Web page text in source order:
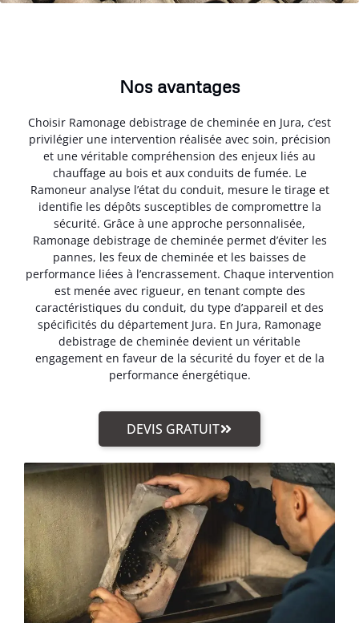
Nos avantages
Choisir Ramonage debistrage de cheminée en Jura, c’est
privilégier une intervention réalisée avec soin, précision
et une véritable compréhension des enjeux liés au
chauffage au bois et aux conduits de fumée. Le
Ramoneur analyse l’état du conduit, mesure le tirage et
identifie les dépôts susceptibles de compromettre la
sécurité. Grâce à une approche personnalisée,
Ramonage debistrage de cheminée permet d’éviter les
pannes, les feux de cheminée et les baisses de
performance liées à l’encrassement. Chaque intervention
est menée avec rigueur, en tenant compte des
caractéristiques du conduit, du type d’appareil et des
spécificités du département Jura. En Jura, Ramonage
debistrage de cheminée devient un véritable
engagement en faveur de la sécurité du foyer et de la
performance énergétique.
DEVIS GRATUIT